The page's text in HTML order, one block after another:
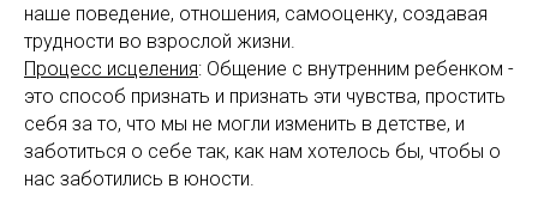
наше поведение, отношения, самооценку, создавая
трудности во взрослой жизни.
Процесс исцеления: Общение с внутренним ребенком -
это способ признать и признать эти чувства, простить
себя за то, что мы не могли изменить в детстве, и
заботиться о себе так, как нам хотелось бы, чтобы о
нас заботились в юности.